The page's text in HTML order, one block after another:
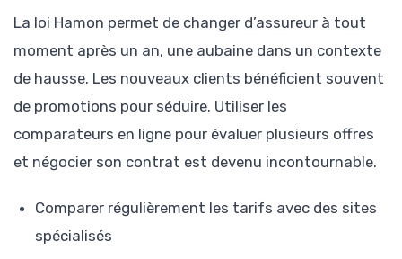
La loi Hamon permet de changer d’assureur à tout
moment après un an, une aubaine dans un contexte
de hausse. Les nouveaux clients bénéficient souvent
de promotions pour séduire. Utiliser les
comparateurs en ligne pour évaluer plusieurs offres
et négocier son contrat est devenu incontournable.
Comparer régulièrement les tarifs avec des sites
spécialisés